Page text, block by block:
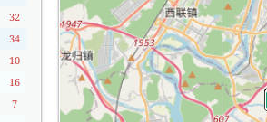
32
34
10
16
7